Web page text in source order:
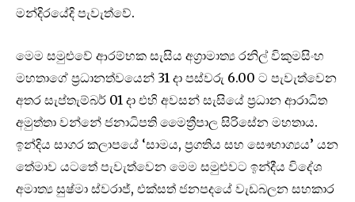
මන්දිරයේදි පැවැත්වේ.
මෙම සමුළුවේ ආරම්භක සැසිය අග්‍රාමාත්‍ය රනිල් විකුමසිංහ
මහතාගේ ප්‍රධානත්වයෙන් 31 දා පස්වරු 6.00 ට පැවැත්වෙන
අතර සැප්තැම්බර් 01 දා එහි අවසන් සැසියේ ප්‍රධාන ආරාධිත
අමුත්තා වන්නේ ජනාධිපති මෛත්‍රීපාල සිරිසේන මහතාය.
ඉන්දිය සාගර කලාපයේ ‘සාමය, ප්‍රගතිය සහ සෞභාග්‍යය’ යන
තේමාව යටතේ පැවැත්වෙන මෙම සමුළුවට ඉන්දීය විදේශ
අමාත්‍ය සුෂ්මා ස්වරාජ්, එක්සත් ජනපදයේ වැඩබලන සහකාර